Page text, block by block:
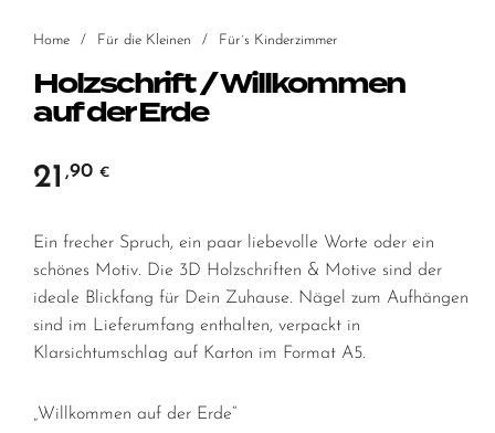
Home / Für die Kleinen / Für´s Kinderzimmer
Holzschrift / Willkommen
auf der Erde
21 ,90 €
Ein frecher Spruch, ein paar liebevolle Worte oder ein
schönes Motiv. Die 3D Holzschriften & Motive sind der
ideale Blickfang für Dein Zuhause. Nägel zum Aufhängen
sind im Lieferumfang enthalten, verpackt in
Klarsichtumschlag auf Karton im Format A5.
„Willkommen auf der Erde“